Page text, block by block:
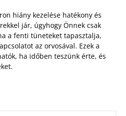
hiány kezelése hatékony és
jár, úgyhogy Önnek csak
a fenti tüneteket tapasztalja,
az orvosával. Ezek a
ha időben teszünk érte, és